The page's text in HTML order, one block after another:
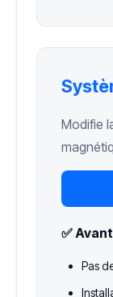
Modifie
✅
Pas